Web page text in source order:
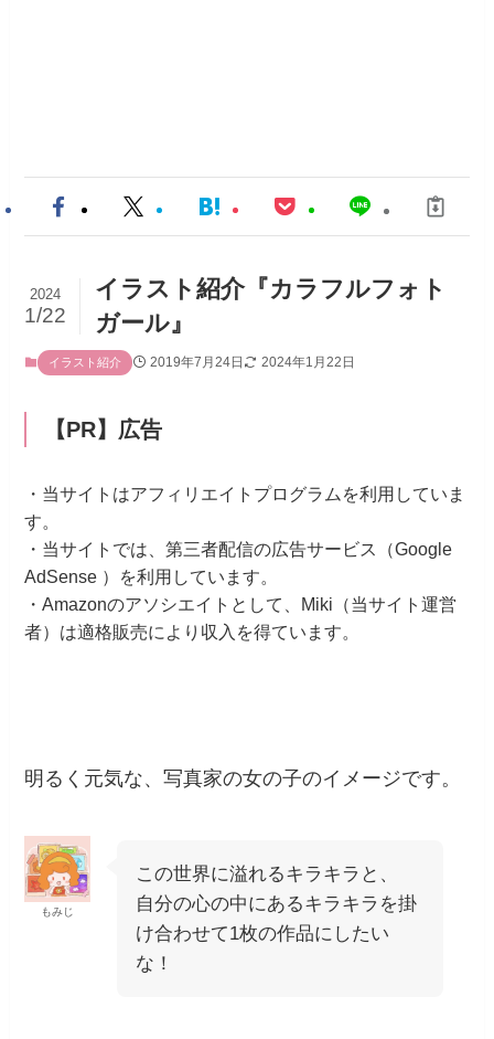
イラスト紹介『カラフルフォト
ガール』
2024
1/22
イラスト紹介 2019年7月24日 2024年1月22日
【PR】広告
・当サイトはアフィリエイトプログラムを利用していま
す。
・当サイトでは、第三者配信の広告サービス（Google
AdSense ）を利用しています。
・Amazonのアソシエイトとして、Miki（当サイト運営
者）は適格販売により収入を得ています。
明るく元気な、写真家の女の子のイメージです。
もみじ
この世界に溢れるキラキラと、
自分の心の中にあるキラキラを掛
け合わせて1枚の作品にしたい
な！